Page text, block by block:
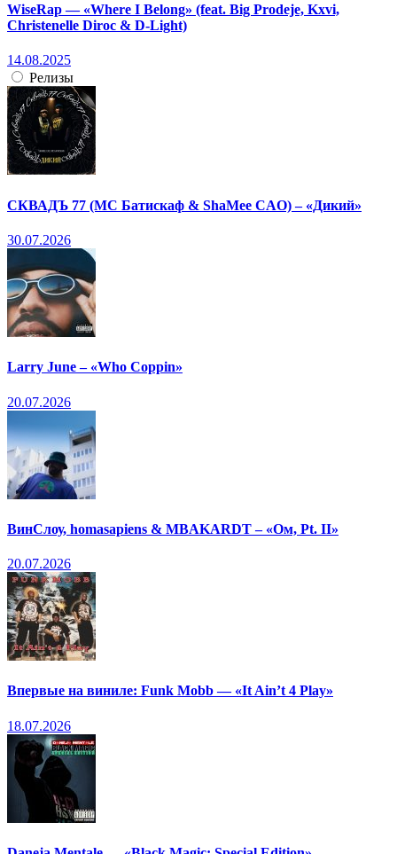
WiseRap — «Where I Belong» (feat. Big Prodeje, Kxvi,
Christenelle Diroc & D-Light)
14.08.2025
Релизы
СКВАДЪ 77 (МС Батискаф & ShaMee CAO) – «Дикий»
30.07.2026
Larry June – «Who Coppin»
20.07.2026
ВинСлоу, homasapiens & MBAKARDT – «Ом, Pt. II»
20.07.2026
Впервые на виниле: Funk Mobb — «It Ain’t 4 Play»
18.07.2026